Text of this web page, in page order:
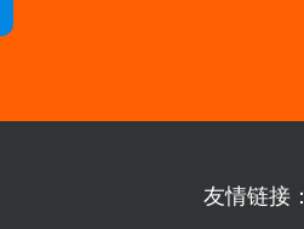
友情链接：